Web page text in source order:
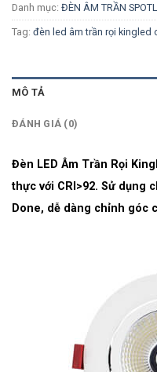
Danh mục: ĐÈN ÂM TRẦN
Tag: đèn led âm trần rọi kingled
MÔ TẢ
ĐÁNH GIÁ (0)
Đèn LED Âm Trần Rọi
thực với CRI>92. Sử dụng
Done, dễ dàng chỉnh góc